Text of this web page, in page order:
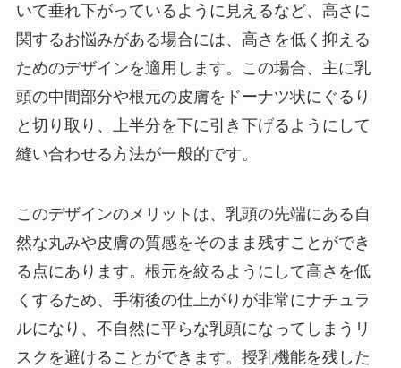
いて垂れ下がっているように見えるなど、高さに
関するお悩みがある場合には、高さを低く抑える
ためのデザインを適用します。この場合、主に乳
頭の中間部分や根元の皮膚をドーナツ状にぐるり
と切り取り、上半分を下に引き下げるようにして
縫い合わせる方法が一般的です。
このデザインのメリットは、乳頭の先端にある自
然な丸みや皮膚の質感をそのまま残すことができ
る点にあります。根元を絞るようにして高さを低
くするため、手術後の仕上がりが非常にナチュラ
ルになり、不自然に平らな乳頭になってしまうリ
スクを避けることができます。授乳機能を残した